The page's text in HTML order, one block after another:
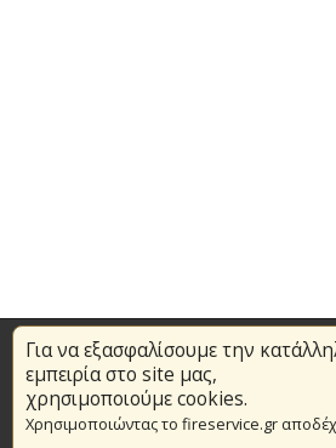
Για να εξασφαλίσουμε την
εμπειρία στο site μας,
χρησιμοποιούμε cookies.
Χρησιμοποιώντας το fireservice.gr
Επικαιρότητα
Το Πυροσβεστικό Σώμα